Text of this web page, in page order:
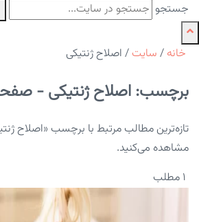
جستجو
خانه / سایت / اصلاح ژنتیکی
برچسب: اصلاح ژنتیکی -
تازه‌ترین مطالب مرتبط با برچسب «اصلاح
مشاهده می‌کنید.
۱ مطلب